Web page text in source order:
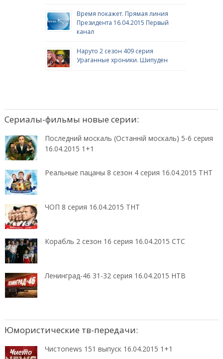
Время покажет. Прямая линия
Президента 16.04.2015 Первый
канал
Наруто 2 сезон 409 серия
Ураганные хроники. Шипуден
Сериалы-фильмы новые серии:
Последний москаль (Останній москаль) 5-6 серия
16.04.2015 1+1
Реальные пацаны 8 сезон 4 серия 16.04.2015 ТНТ
ЧОП 8 серия 16.04.2015 ТНТ
Корабль 2 сезон 16 серия 16.04.2015 СТС
Ленинград-46 31-32 серия 16.04.2015 НТВ
Юмористические тв-передачи:
Чистоnews 151 выпуск 16.04.2015 1+1